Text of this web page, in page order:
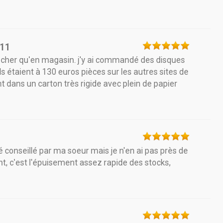
qu'en magasin. j'y ai commandé des disques
étaient à 130 euros pièces sur les autres sites de
dans un carton très rigide avec plein de papier
par ma soeur mais je n'en ai pas près de
c'est l'épuisement assez rapide des stocks,